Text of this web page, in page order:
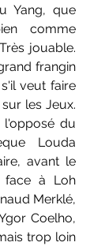
Yang, que
comme
jouable.
frangin
veut faire
les Jeux.
du
Louda
avant le
face à Loh
Merklé,
Coelho,
trop loin